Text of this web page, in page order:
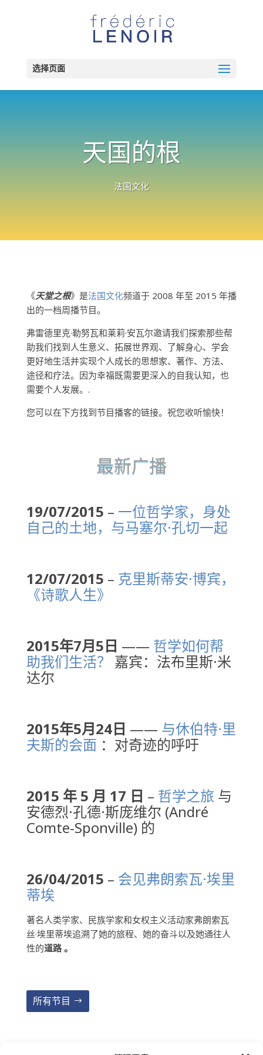
选择页面
天国的根
法国文化
《天堂之根》是法国文化频道于 2008 年至 2015 年播
出的一档周播节目。
弗雷德里克·勒努瓦和莱莉·安瓦尔邀请我们探索那些帮
助我们找到人生意义、拓展世界观、了解身心、学会
更好地生活并实现个人成长的思想家、著作、方法、
途径和疗法。因为幸福既需要更深入的自我认知，也
需要个人发展。.
您可以在下方找到节目播客的链接。祝您收听愉快！
最新广播
19/07/2015 – 一位哲学家，身处
自己的土地，与马塞尔·孔切一起
12/07/2015 – 克里斯蒂安·博宾，
《诗歌人生》
2015年7月5日 —— 哲学如何帮
助我们生活？
嘉宾：法布里斯·米
达尔
2015年5月24日 —— 与休伯特·里
夫斯的会面 ：对奇迹的呼吁
2015 年 5 月 17 日 – 哲学之旅 与
安德烈·孔德·斯庞维尔 (André
Comte-Sponville) 的
26/04/2015 – 会见弗朗索瓦·埃里
蒂埃
著名人类学家、民族学家和女权主义活动家弗朗索瓦
丝·埃里蒂埃追溯了她的旅程、她的奋斗以及她通往人
性的道路。
所有节目